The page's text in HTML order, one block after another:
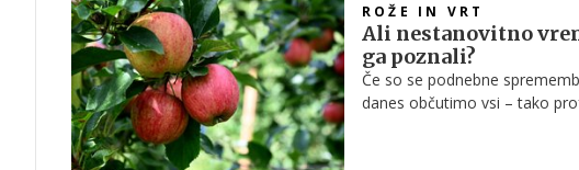
ROŽE IN VRT
Ali nestanovitno
ga poznali?
Če so se podnebne
danes občutimo vsi – tako